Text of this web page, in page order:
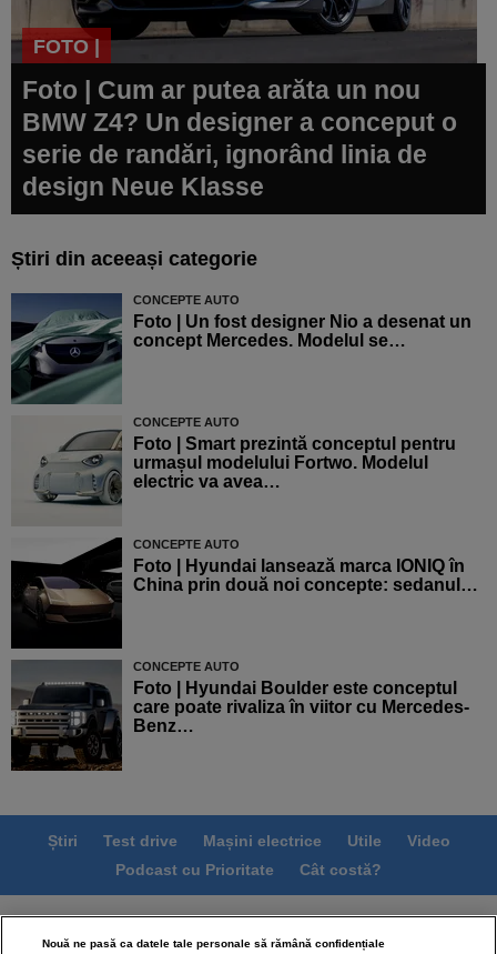
FOTO |
Foto | Cum ar putea arăta un nou
BMW Z4? Un designer a conceput o
serie de randări, ignorând linia de
design Neue Klasse
Știri din aceeași categorie
CONCEPTE AUTO
Foto | Un fost designer Nio a desenat un
concept Mercedes. Modelul se…
CONCEPTE AUTO
Foto | Smart prezintă conceptul pentru
urmașul modelului Fortwo. Modelul
electric va avea…
CONCEPTE AUTO
Foto | Hyundai lansează marca IONIQ în
China prin două noi concepte: sedanul…
CONCEPTE AUTO
Foto | Hyundai Boulder este conceptul
care poate rivaliza în viitor cu Mercedes-
Benz…
Știri Test drive Mașini electrice Utile
Video
Podcast cu Prioritate
Cât costă?
Termeni si conditii
Politica de confidentialitate
Politica de cookies
Echipa editorială Contact
Nouă ne pasă ca datele tale personale să rămână confidențiale